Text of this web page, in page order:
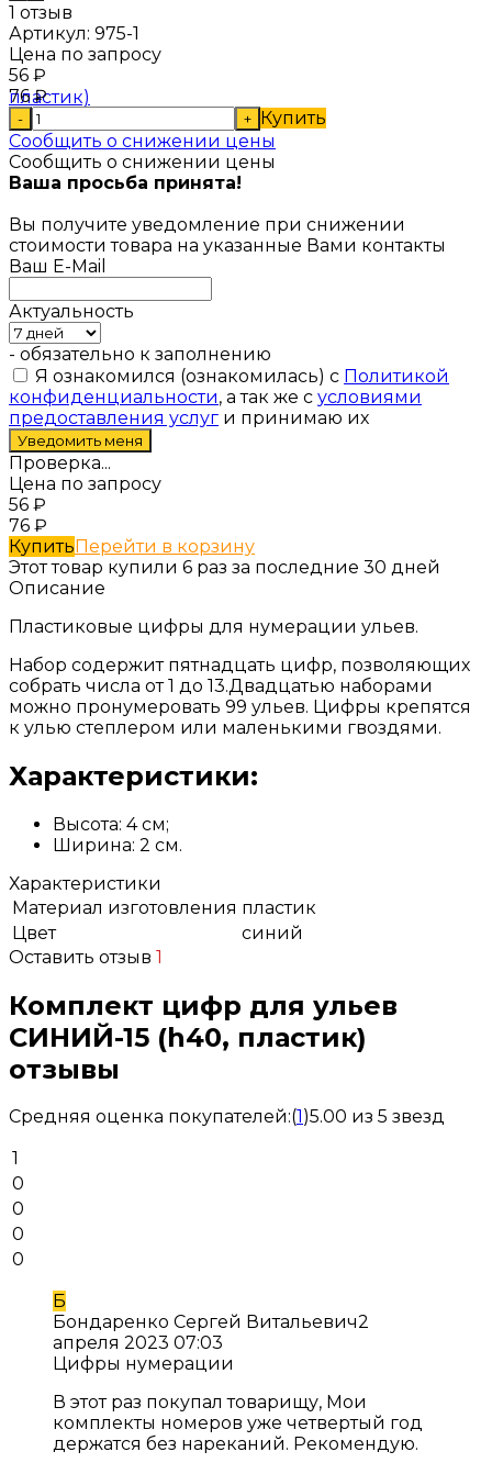
1 отзыв
Артикул: 975-1
Цена по запросу
56 ₽
76₽
- + Купить
Сообщить о снижении цены
Сообщить о снижении цены
Ваша просьба принята!
Вы получите уведомление при снижении
стоимости товара на указанные Вами контакты
Ваш E-Mail
Актуальность
- обязательно к заполнению
Я ознакомился (ознакомилась) с Политикой
конфиденциальности, а так же с условиями
предоставления услуг и принимаю их
Проверка...
Цена по запросу
56 ₽
76 ₽
КупитьПерейти в корзину
Этот товар купили 6 раз за последние 30 дней
Описание
Пластиковые цифры для нумерации ульев.
Набор содержит пятнадцать цифр, позволяющих
собрать числа от 1 до 13.Двадцатью наборами
можно пронумеровать 99 ульев. Цифры крепятся
к улью степлером или маленькими гвоздями.
Характеристики:
Высота: 4 см;
Ширина: 2 см.
Характеристики
Материал изготовления пластик
Цвет
синий
Оставить отзыв 1
Комплект цифр для ульев
СИНИЙ-15 (h40, пластик)
отзывы
Средняя оценка покупателей:(1 )5.00 из 5 звезд
1
0
0
0
0
Б
Бондаренко Сергей Витальевич2
апреля 2023 07:03
Цифры нумерации
В этот раз покупал товарищу, Мои
комплекты номеров уже четвертый год
держатся без нареканий. Рекомендую.